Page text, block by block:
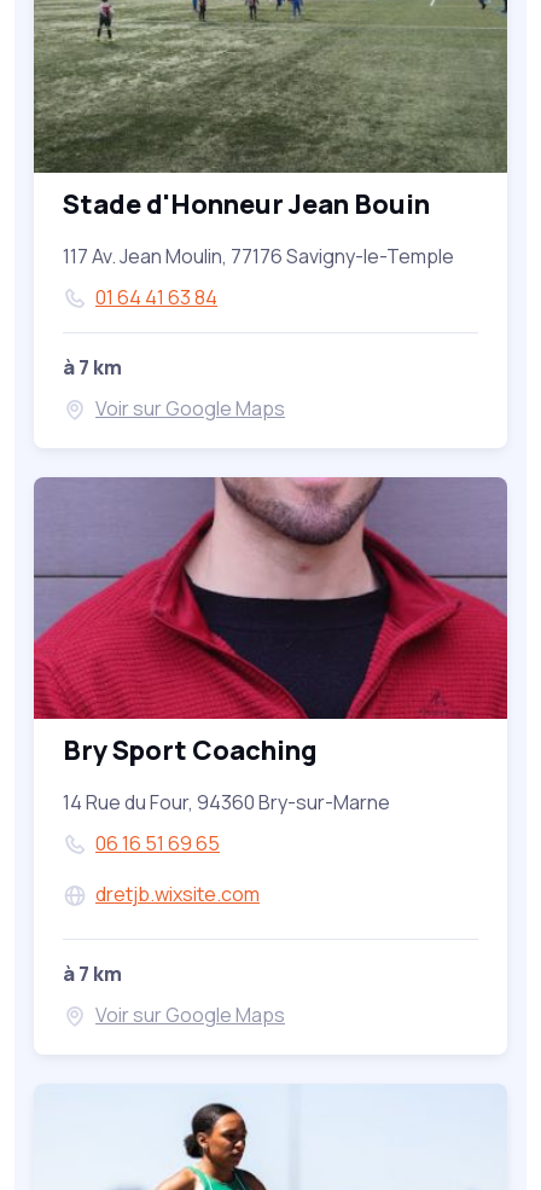
Stade d'Honneur Jean Bouin
117 Av. Jean Moulin, 77176 Savigny-le-Temple
01 64 41 63 84
à 7 km
Voir sur Google Maps
Bry Sport Coaching
14 Rue du Four, 94360 Bry-sur-Marne
06 16 51 69 65
dretjb.wixsite.com
à 7 km
Voir sur Google Maps